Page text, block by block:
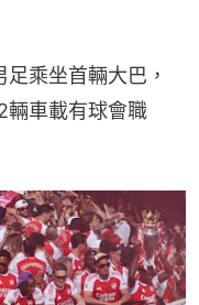
乘坐首輛大巴，
輛車載有球會職